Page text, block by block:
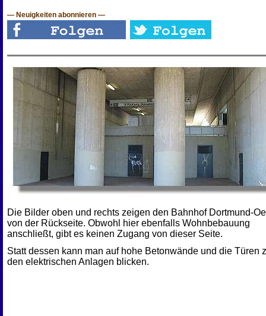
— Neuigkeiten abonnieren —
Die Bilder oben und rechts zeigen den Bahnhof Dortmund-
von der Rückseite. Obwohl hier ebenfalls Wohnbebauung
anschließt, gibt es keinen Zugang von dieser Seite.
Statt dessen kann man auf hohe Betonwände und die Türen
den elektrischen Anlagen blicken.